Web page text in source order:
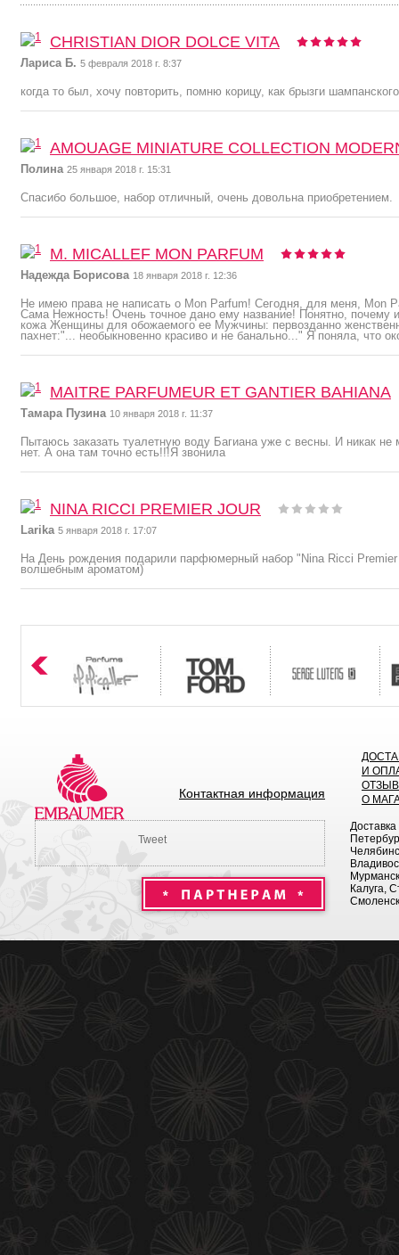
CHRISTIAN DIOR DOLCE VITA
Лариса Б. 5 февраля 2018 г. 8:37
когда то был, хочу повторить, помню корицу, как брызги
AMOUAGE MINIATURE COLLECTION
Полина 25 января 2018 г. 15:31
Спасибо большое, набор отличный, очень довольна приобретением.
M. MICALLEF MON PARFUM
Надежда Борисова 18 января 2018 г. 12:36
Не имею права не написать о Mon Parfum! Сегодня, для меня, Mon
Сама Нежность! Очень точное дано ему название! Понятно,
кожа Женщины для обожаемого ее Мужчины: первозданно
пахнет:"... необыкновенно красиво и не банально..." Я поняла,
MAITRE PARFUMEUR ET GANTIER BAHIANA
Тамара Пузина 10 января 2018 г. 11:37
Пытаюсь заказать туалетную воду Багиана уже с весны. И никак
нет. А она там точно есть!!!Я звонила
NINA RICCI PREMIER JOUR
Larika 5 января 2018 г. 17:07
На День рождения подарили парфюмерный набор "Nina Ricci
волшебным ароматом)
Контактная информация
И
О
Tweet
Калуга,